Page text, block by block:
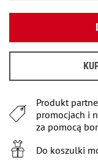
XS
L
XL
XXL
XXXL
Kiedy czekać na e-
Produkt
promocjach i
za pomocą
Do koszulki